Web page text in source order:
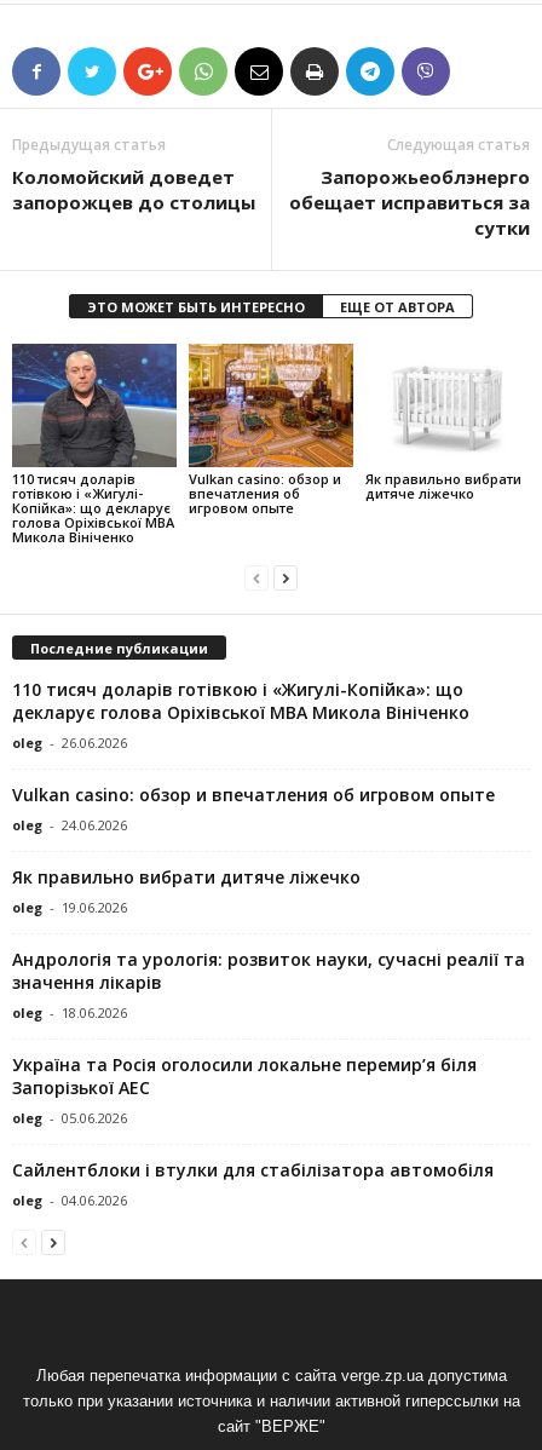
Предыдущая статья
Коломойский доведет
запорожцев до столицы
Следующая статья
Запорожьеоблэнерго
обещает исправиться за
сутки
ЭТО МОЖЕТ БЫТЬ ИНТЕРЕСНО ЕЩЕ ОТ АВТОРА
110 тисяч доларів
готівкою і «Жигулі-
Копійка»: що декларує
голова Оріхівської МВА
Микола Вініченко
Vulkan casino: обзор и
впечатления об
игровом опыте
Як правильно вибрати
дитяче ліжечко
Последние публикации
110 тисяч доларів готівкою і «Жигулі-Копійка»: що
декларує голова Оріхівської МВА Микола Вініченко
oleg - 26.06.2026
Vulkan casino: обзор и впечатления об игровом опыте
oleg - 24.06.2026
Як правильно вибрати дитяче ліжечко
oleg - 19.06.2026
Андрологія та урологія: розвиток науки, сучасні реалії та
значення лікарів
oleg - 18.06.2026
Україна та Росія оголосили локальне перемир’я біля
Запорізької АЕС
oleg - 05.06.2026
Сайлентблоки і втулки для стабілізатора автомобіля
oleg - 04.06.2026
Любая перепечатка информации с сайта verge.zp.ua допустима
только при указании источника и наличии активной гиперссылки на
сайт "ВЕРЖЕ"